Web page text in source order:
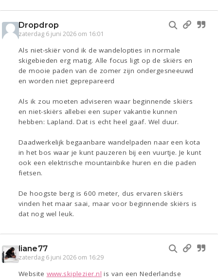
Dropdrop
zaterdag 6 juni 2026 om 16:01
Als niet-skiër vond ik de wandelopties in normale
skigebieden erg matig. Alle focus ligt op de skiërs en
de mooie paden van de zomer zijn ondergesneeuwd
en worden niet geprepareerd
Als ik zou moeten adviseren waar beginnende skiërs
en niet-skiërs allebei een super vakantie kunnen
hebben: Lapland. Dat is echt heel gaaf. Wel duur.
Daadwerkelijk begaanbare wandelpaden naar een kota
in het bos waar je kunt pauzeren bij een vuurtje. Je kunt
ook een elektrische mountainbike huren en die paden
fietsen.
De hoogste berg is 600 meter, dus ervaren skiërs
vinden het maar saai, maar voor beginnende skiërs is
dat nog wel leuk.
liane77
zaterdag 6 juni 2026 om 16:29
Website www.skiplezier.nl is van een Nederlandse